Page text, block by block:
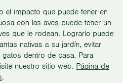
el impacto que puede tener en
con las aves puede tener un
que le rodean. Lograrlo puede
nativas a su jardín, evitar
dentro de casa. Para
nuestro sitio web. Página de
.